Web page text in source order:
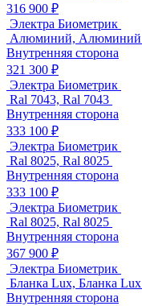
316 900 ₽
Электра Биометрик
Алюминий, Алюминий
Внутренняя сторона
321 300 ₽
Электра Биометрик
Ral 7043, Ral 7043
Внутренняя сторона
333 100 ₽
Электра Биометрик
Ral 8025, Ral 8025
Внутренняя сторона
333 100 ₽
Электра Биометрик
Ral 8025, Ral 8025
Внутренняя сторона
367 900 ₽
Электра Биометрик
Бланка Lux, Бланка Lux
Внутренняя сторона